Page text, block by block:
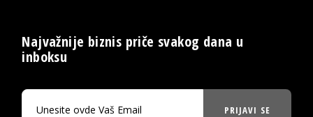
Najvažnije biznis priče svakog dana u
inboksu
PRIJAVI SE